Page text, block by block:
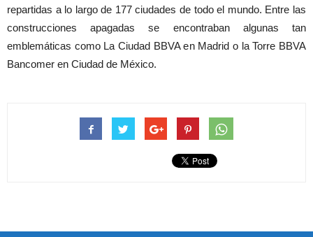
repartidas a lo largo de 177 ciudades de todo el mundo. Entre las
construcciones apagadas se encontraban algunas tan
emblemáticas como La Ciudad BBVA en Madrid o la Torre BBVA
Bancomer en Ciudad de México.